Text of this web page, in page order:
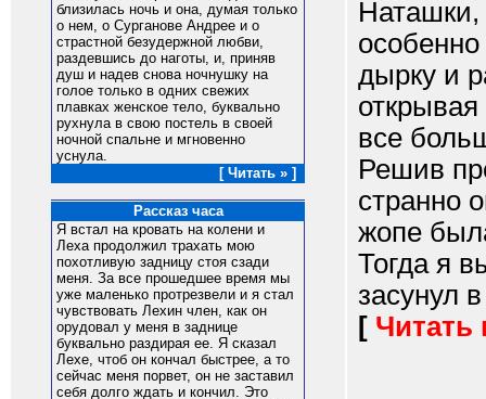
близилась ночь и она, думая только
о нем, о Сурганове Андрее и о
страстной безудержной любви,
раздевшись до наготы, и, приняв
душ и надев снова ночнушку на
голое только в одних свежих
плавках женское тело, буквально
рухнула в свою постель в своей
ночной спальне и мгновенно
уснула.
[ Читать » ]
Рассказ часа
Я встал на кровать на колени и
Леха продолжил трахать мою
похотливую задницу стоя сзади
меня. За все прошедшее время мы
уже маленько протрезвели и я стал
чувствовать Лехин член, как он
орудовал у меня в заднице
буквально раздирая ее. Я сказал
Лехе, чтоб он кончал быстрее, а то
сейчас меня порвет, он не заставил
себя долго ждать и кончил. Это
Наташки,
дырку и
все
Решив
странно
жопе
Тогда я
засунул
[ Читать